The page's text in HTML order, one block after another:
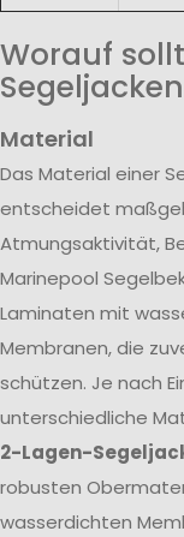
Worauf
Material
Das Material einer
entscheidet
Atmungsaktivität,
Marinepool
Laminaten mit
Membranen, die
schützen. Je nach
unterschiedliche
2-Lagen-
robusten
wasserdichten